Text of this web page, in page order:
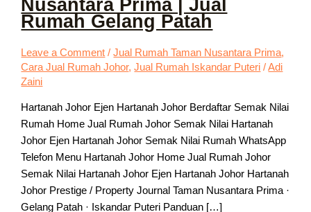
Nusantara Prima | Jual
Rumah Gelang Patah
Leave a Comment /Jual Rumah Taman Nusantara Prima,
Cara Jual Rumah Johor,Jual Rumah Iskandar Puteri /Adi
Zaini
Hartanah Johor Ejen Hartanah Johor Berdaftar Semak Nilai
Rumah Home Jual Rumah Johor Semak Nilai Hartanah
Johor Ejen Hartanah Johor Semak Nilai Rumah WhatsApp
Telefon Menu Hartanah Johor Home Jual Rumah Johor
Semak Nilai Hartanah Johor Ejen Hartanah Johor Hartanah
Johor Prestige / Property Journal Taman Nusantara Prima ·
Gelang Patah · Iskandar Puteri Panduan […]